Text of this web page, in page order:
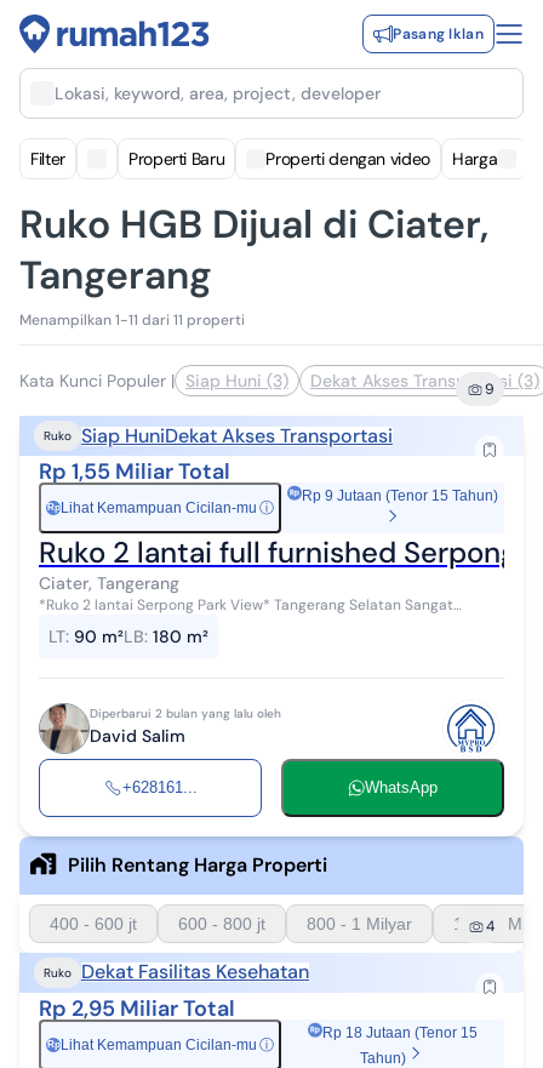
Pasang Iklan
Lokasi, keyword, area, project, developer
Filter Properti Baru Properti dengan video Harga
Ruko HGB Dijual di Ciater,
Tangerang
Menampilkan 1-11 dari 11 properti
Kata Kunci Populer | Siap Huni (3) Dekat Akses Transportasi (3)
9
Ruko Siap HuniDekat Akses Transportasi
Rp 1,55 Miliar Total
Rp Lihat Kemampuan Cicilan-mu ⓘ
Rp 9 Jutaan (Tenor 15 Tahun)
Ruko 2 lantai full furnished Serpong
Ciater, Tangerang
*Ruko 2 lantai Serpong Park View* Tangerang Selatan Sangat
HGB Siap pakai Sangat ny...
LT: 90 m²LB: 180 m²
Diperbarui 2 bulan yang lalu oleh
David Salim
+628161... WhatsApp
Pilih Rentang Harga Properti
400 - 600 jt 600 - 800 jt 800 - 1 Milyar 1 - 1.5
4
Ruko Dekat Fasilitas Kesehatan
Rp 2,95 Miliar Total
RpLihat Kemampuan Cicilan-mu ⓘ
Rp 18 Jutaan (Tenor 15
Tahun)